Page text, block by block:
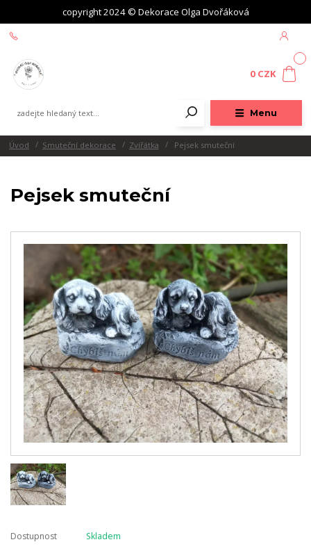
copyright 2024 © Dekorace Olga Dvořáková
Menu
0 CZK
Úvod Smuteční dekorace Zvířátka Pejsek smuteční
Pejsek smuteční
Dostupnost Skladem